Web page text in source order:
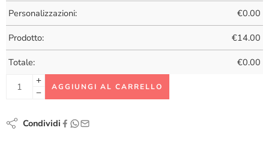
Personalizzazioni: €0.00
Prodotto: €14.00
Totale: €0.00
AGGIUNGI AL CARRELLO
Condividi